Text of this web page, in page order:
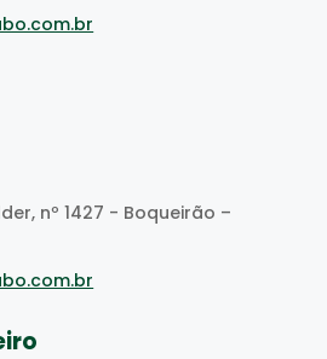
nº 1427 - Boqueirão –